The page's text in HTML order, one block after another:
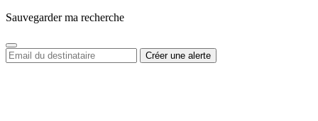
Sauvegarder ma recherche